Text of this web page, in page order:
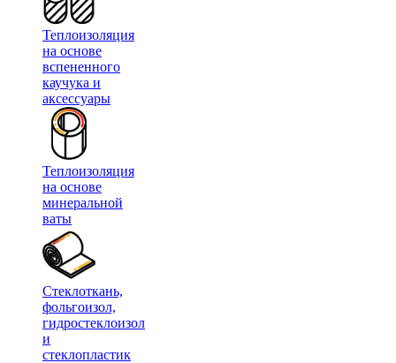
Теплоизоляция
на основе
вспененного
каучука и
аксессуары
Теплоизоляция
на основе
минеральной
ваты
Стеклоткань,
фольгоизол,
гидростеклоизол
и
стеклопластик